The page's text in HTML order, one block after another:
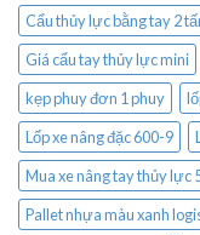
Cẩu thủy lực bằng tay 2
Giá cẩu tay thủy lực mini
kẹp phuy đơn 1 phuy
Lốp xe nâng đặc 600-9
Mua xe nâng tay thủy lực
Pallet nhựa màu xanh